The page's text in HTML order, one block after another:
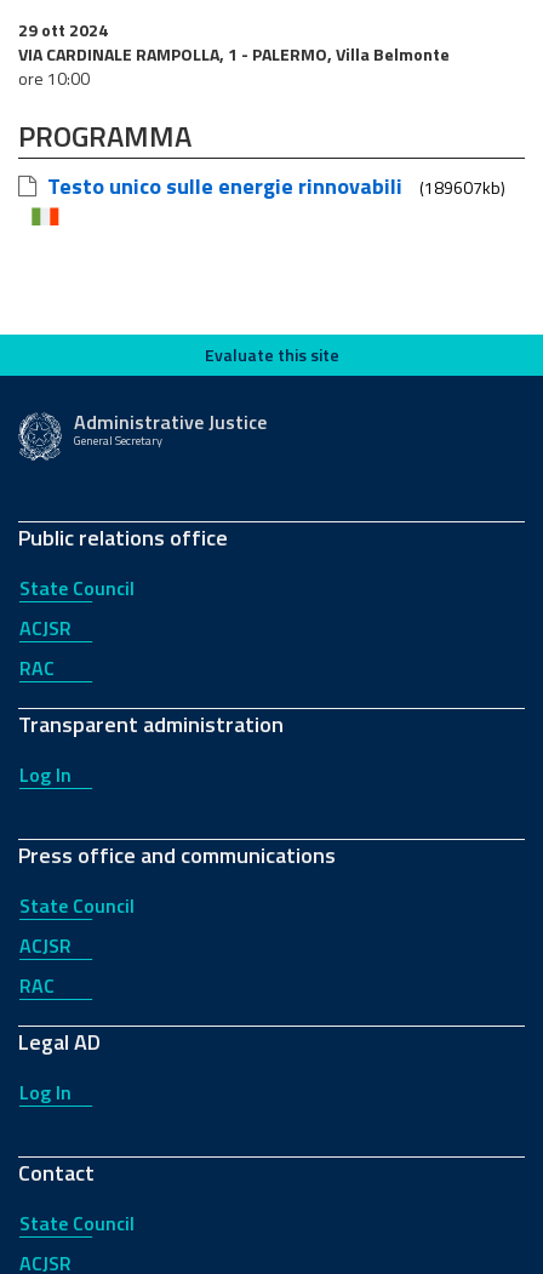
29 ott 2024
VIA CARDINALE RAMPOLLA, 1 - PALERMO, Villa Belmonte
ore 10:00
PROGRAMMA
Testo unico sulle energie rinnovabili (189607kb)
Evaluate this siteEvaluate this site
Administrative Justice
General Secretary
Public relations office
State Council
ACJSR
RAC
Transparent administration
Log In
Press office and communications
State Council
ACJSR
RAC
Legal AD
Log In
Contact
State Council
ACJSR